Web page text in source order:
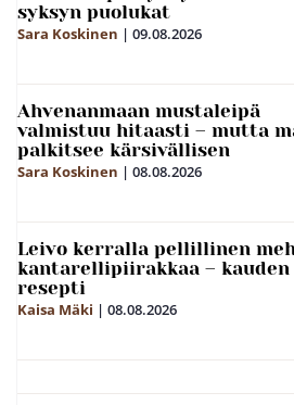
syksyn puolukat
Sara Koskinen | 09.08.2026
Ahvenanmaan mustaleipä
valmistuu hitaasti – mutta
palkitsee kärsivällisen
Sara Koskinen | 08.08.2026
Leivo kerralla pellillinen
kantarellipiirakkaa – kauden
resepti
Kaisa Mäki | 08.08.2026